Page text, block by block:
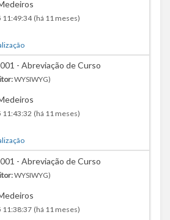
11:49:34 (há 11 meses)
- Abreviação de Curso
WYSIWYG)
11:43:32 (há 11 meses)
- Abreviação de Curso
WYSIWYG)
11:38:37 (há 11 meses)